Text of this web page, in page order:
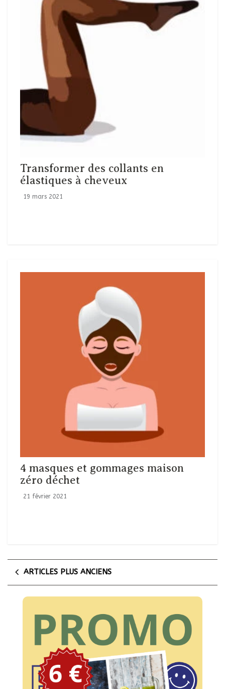
Transformer des collants en
élastiques à cheveux
19 mars 2021
4 masques et gommages maison
zéro déchet
21 février 2021
ARTICLES PLUS ANCIENS